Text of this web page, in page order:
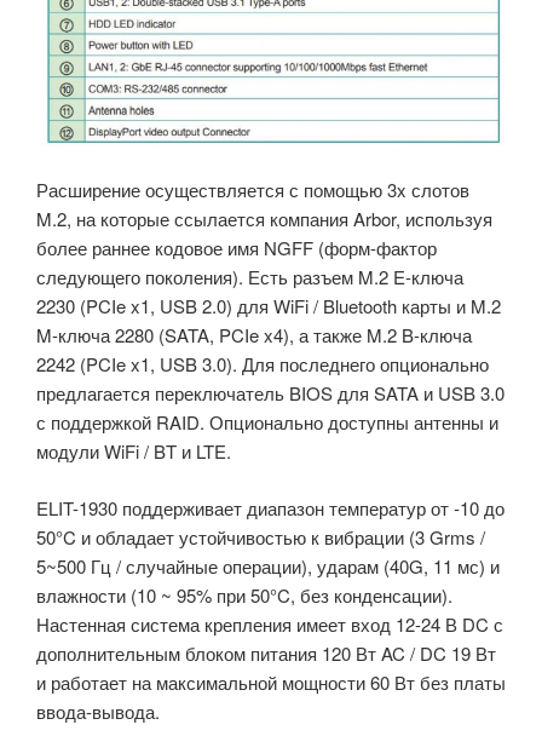
Расширение осуществляется с помощью 3x слотов
M.2, на которые ссылается компания Arbor, используя
более раннее кодовое имя NGFF (форм-фактор
следующего поколения). Есть разъем M.2 E-ключа
2230 (PCIe x1, USB 2.0) для WiFi / Bluetooth карты и M.2
M-ключа 2280 (SATA, PCIe x4), а также M.2 B-ключа
2242 (PCIe x1, USB 3.0). Для последнего опционально
предлагается переключатель BIOS для SATA и USB 3.0
с поддержкой RAID. Опционально доступны антенны и
модули WiFi / BT и LTE.
ELIT-1930 поддерживает диапазон температур от -10 до
50°C и обладает устойчивостью к вибрации (3 Grms /
5~500 Гц / случайные операции), ударам (40G, 11 мс) и
влажности (10 ~ 95% при 50°C, без конденсации).
Настенная система крепления имеет вход 12-24 В DC с
дополнительным блоком питания 120 Вт AC / DC 19 Вт
и работает на максимальной мощности 60 Вт без платы
ввода-вывода.